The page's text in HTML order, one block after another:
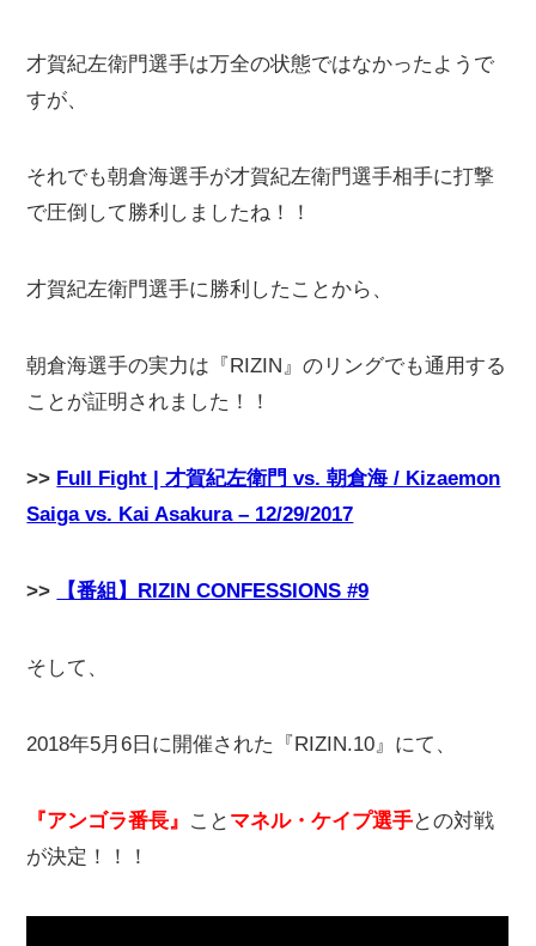
才賀紀左衛門選手は万全の状態ではなかったようで
すが、
それでも朝倉海選手が才賀紀左衛門選手相手に打撃
で圧倒して勝利しましたね！！
才賀紀左衛門選手に勝利したことから、
朝倉海選手の実力は『RIZIN』のリングでも通用する
ことが証明されました！！
>> Full Fight | 才賀紀左衛門 vs. 朝倉海 / Kizaemon
Saiga vs. Kai Asakura – 12/29/2017
>> 【番組】RIZIN CONFESSIONS #9
そして、
2018年5月6日に開催された『RIZIN.10』にて、
『アンゴラ番長』 こと マネル・ケイプ選手との対戦
が決定！！！